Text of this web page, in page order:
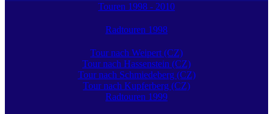
Touren 1998 - 2010
Radtouren 1998
Tour nach Weipert (CZ)
Tour nach Hassenstein (CZ)
Tour nach Schmiedeberg (CZ)
Tour nach Kupferberg (CZ)
Radtouren 1999